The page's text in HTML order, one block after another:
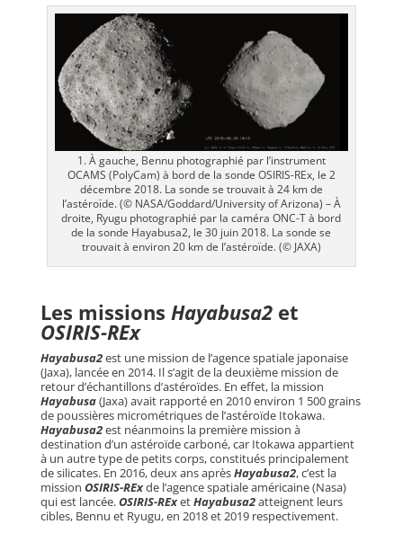
1. À gauche, Bennu photographié par l’instrument
OCAMS (PolyCam) à bord de la sonde OSIRIS-REx, le 2
décembre 2018. La sonde se trouvait à 24 km de
l’astéroïde. (© NASA/Goddard/University of Arizona) – À
droite, Ryugu photographié par la caméra ONC-T à bord
de la sonde Hayabusa2, le 30 juin 2018. La sonde se
trouvait à environ 20 km de l’astéroïde. (© JAXA)
Les missions Hayabusa2 et
OSIRIS-REx
Hayabusa2est une mission de l’agence spatiale japonaise
(Jaxa), lancée en 2014. Il s’agit de la deuxième mission de
retour d’échantillons d’astéroïdes. En effet, la mission
Hayabusa(Jaxa) avait rapporté en 2010 environ 1 500 grains
de poussières micrométriques de l’astéroïde Itokawa.
Hayabusa2est néanmoins la première mission à
destination d’un astéroïde carboné, car Itokawa appartient
à un autre type de petits corps, constitués principalement
de silicates. En 2016, deux ans aprèsHayabusa2, c’est la
mission OSIRIS-RExde l’agence spatiale américaine (Nasa)
qui est lancée.OSIRIS-RExetHayabusa2atteignent leurs
cibles, Bennu et Ryugu, en 2018 et 2019 respectivement.